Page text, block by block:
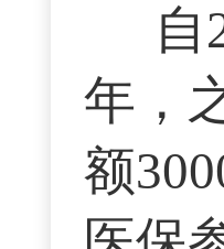
自
年，
额